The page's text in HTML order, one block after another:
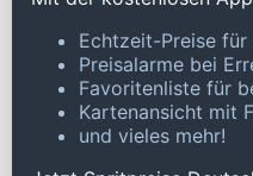
Echtzeit-Preise für
Preisalarme bei
Favoritenliste für
Kartenansicht mit
und vieles mehr!